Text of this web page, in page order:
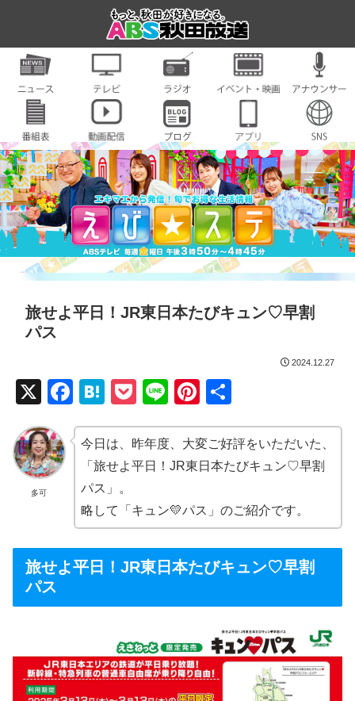
旅せよ平日！JR東日本たびキュン♡早割
パス
2024.12.27
X
F
c
b
o
o
k
H
e
n
a
P
ck
et
Li
e
Pi
er
e
多可
今日は、昨年度、大変ご好評をいただいた、
「旅せよ平日！JR東日本たびキュン♡早割
パス」。
略して「キュン💛パス」のご紹介です。
旅せよ平日！JR東日本たびキュン♡早割
パス